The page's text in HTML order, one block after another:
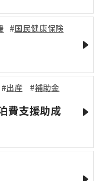
国民健康保険
出産 補助金
費支援助成